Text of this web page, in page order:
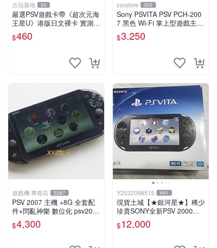
古玩基地 33
嚴選PSV遊戲卡帶《超次元海
王星U》港版日文裸卡 實測暢
玩 索尼專屬 psv psv游戲 psv
游戲卡帶
$460
cycstore 303
Sony PSVITA PSV PCH-200
7 黑色 Wi-Fi 掌上型遊戲主機
輕薄版 OLED後繼機 收藏熱
門
$3,250
遊戲機 專賣店 5387
PSV 2007 主機 +8G 全套配
件+閃亂神樂 數位化 psv2007
主機
$4,300
Y2532098515 401
現貨土城【★銀河星★】稀少
珍貴SONY全新PSV 2000主
機.可轉換中文.全新PSV未使
用
$12,000